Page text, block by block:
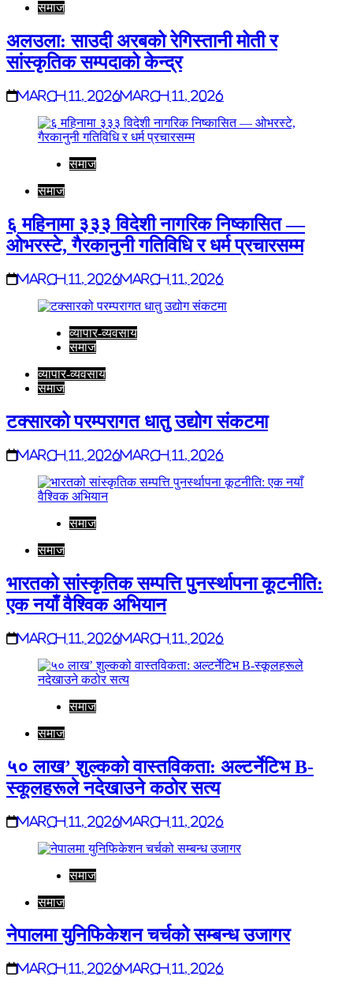
समाज
अलउला: साउदी अरबको रेगिस्तानी मोती र
सांस्कृतिक सम्पदाको केन्द्र
March 11, 2026March 11, 2026
समाज
समाज
६ महिनामा ३३३ विदेशी नागरिक निष्कासित —
ओभरस्टे, गैरकानुनी गतिविधि र धर्म प्रचारसम्म
March 11, 2026March 11, 2026
व्यापार-व्यवसाय
समाज
व्यापार-व्यवसाय
समाज
टक्सारको परम्परागत धातु उद्योग संकटमा
March 11, 2026March 11, 2026
समाज
समाज
भारतको सांस्कृतिक सम्पत्ति पुनर्स्थापना कूटनीति:
एक नयाँ वैश्विक अभियान
March 11, 2026March 11, 2026
समाज
समाज
५० लाख’ शुल्कको वास्तविकता: अल्टर्नेटिभ B-
स्कूलहरूले नदेखाउने कठोर सत्य
March 11, 2026March 11, 2026
समाज
समाज
नेपालमा युनिफिकेशन चर्चको सम्बन्ध उजागर
March 11, 2026March 11, 2026